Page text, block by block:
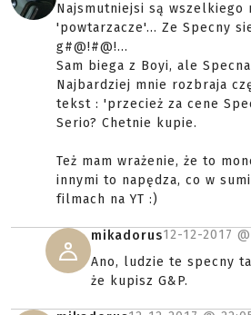
Najsmutniejsi są wszelkiego
'powtarzacze'... Ze Specny
g#@!#@!...
Sam biega z Boyi, ale
Najbardziej mnie rozbraja
tekst : 'przecież za cene
Serio? Chetnie kupie.
Też mam wrażenie, że to
innymi to napędza, co w
filmach na YT :)
mikadorus12-12-2017 @
Ano, ludzie te specny
że kupisz G&P.